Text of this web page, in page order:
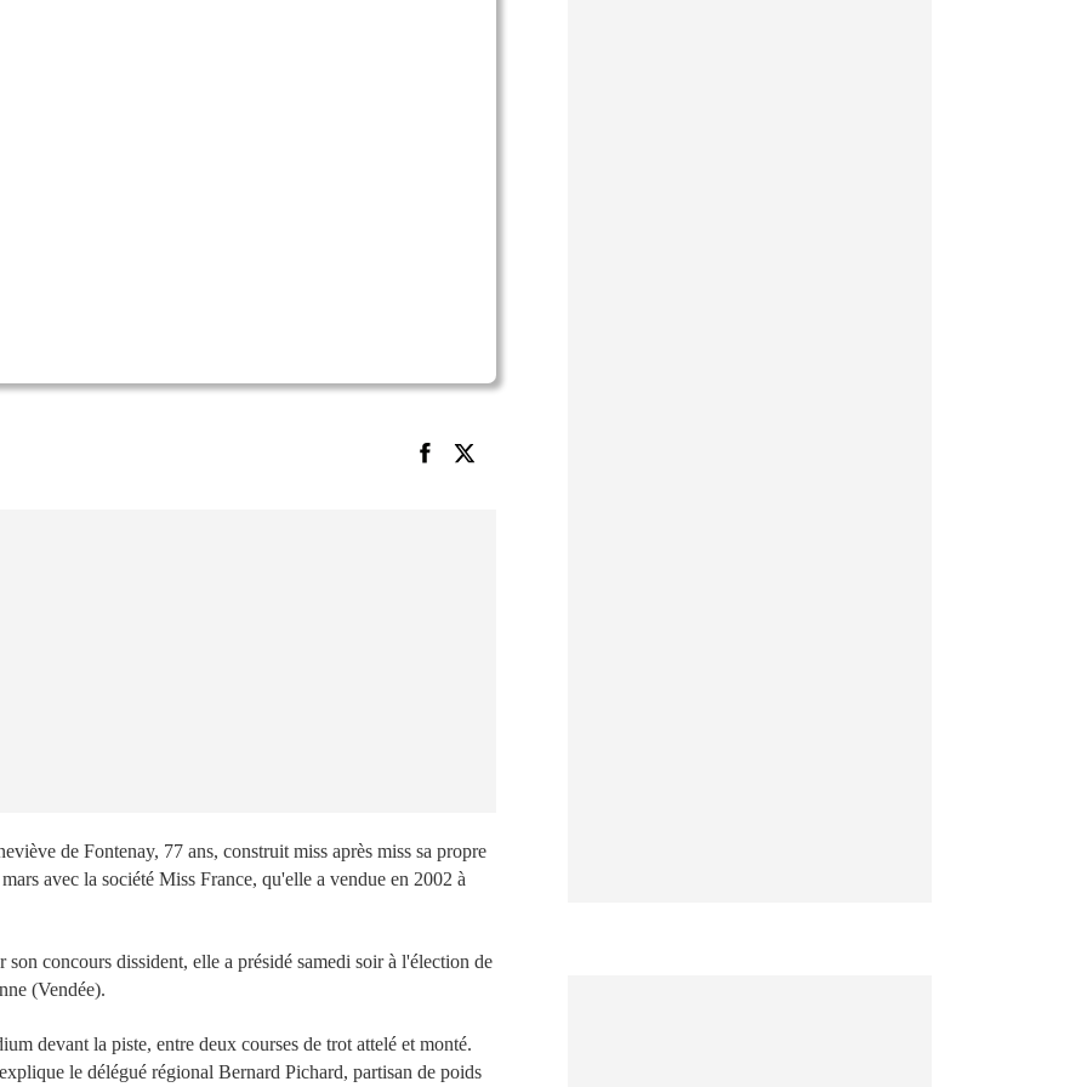
de Fontenay, 77 ans, construit miss après miss sa propre
avec la société Miss France, qu'elle a vendue en 2002 à
concours dissident, elle a présidé samedi soir à l'élection de
(Vendée).
devant la piste, entre deux courses de trot attelé et monté.
le délégué régional Bernard Pichard, partisan de poids